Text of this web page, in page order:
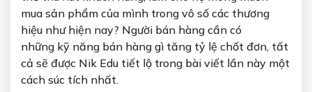
mua sản phẩm của mình trong vô số các thương
hiệu như hiện nay? Người bán hàng cần có
những kỹ năng bán hàng gì tăng tỷ lệ chốt đơn, tất
cả sẽ được Nik Edu tiết lộ trong bài viết lần này một
cách súc tích nhất.